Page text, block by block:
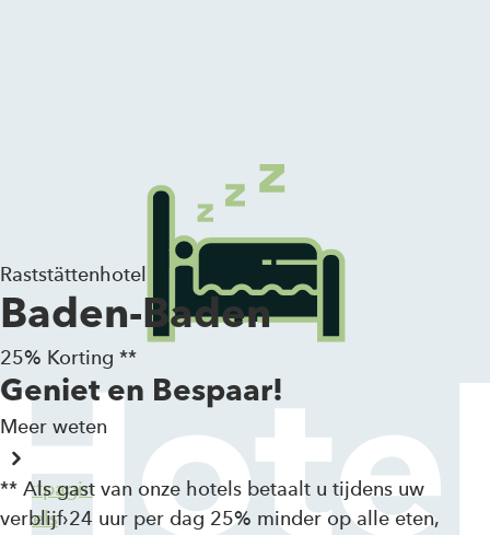
Raststättenhotel
Baden-Baden
25% Korting **
Geniet en Bespaar!
Meer weten
** Als gast van onze hotels betaalt u tijdens uw
verblijf 24 uur per dag 25% minder op alle eten,
Startpagina›
Hotels›